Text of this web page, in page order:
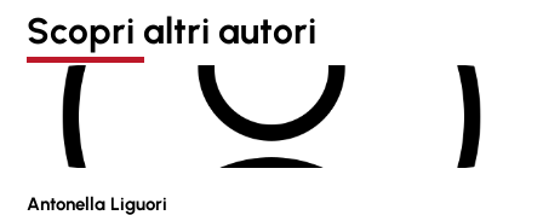
Scopri altri autori
Antonella Liguori